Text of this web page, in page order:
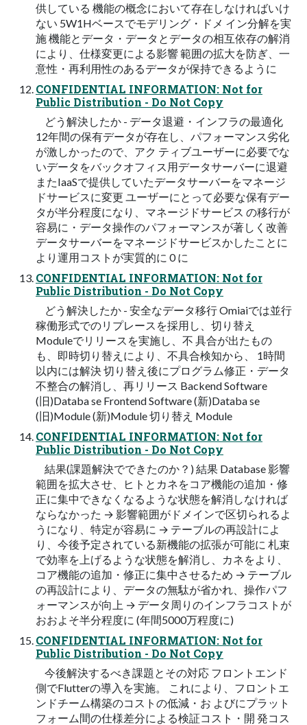
供している 機能の概念において存在しなければいけ
ない 5W1Hベースでモデリング・ドメ イン分解を実
施 機能とデータ・データとデータの相互依存の解消
により、仕様変更による影響 範囲の拡大を防ぎ、一
意性・再利用性のあるデータが保持できるように
CONFIDENTIAL INFORMATION: Not for
Public Distribution - Do Not Copy
どう解決したか - データ退避・インフラの最適化
12年間の保有データが存在し、パフォーマンス劣化
が激しかったので、アク ティブユーザーに必要でな
いデータをバックオフィス用データサーバーに退避
またIaaSで提供していたデータサーバーをマネージ
ドサービスに変更 ユーザーにとって必要な保有デー
タが半分程度になり、マネージドサービス の移行が
容易に・データ操作のパフォーマンスが著しく改善
データサーバーをマネージドサービスかしたことに
より運用コストが実質的に 0 に
CONFIDENTIAL INFORMATION: Not for
Public Distribution - Do Not Copy
どう解決したか - 安全なデータ移行 Omiaiでは並行
稼働形式でのリプレースを採用し、切り替え
Moduleでリリースを実施し、不 具合が出たもの
も、即時切り替えにより、不具合検知から、 1時間
以内には解決 切り替え後にプログラム修正・データ
不整合の解消し、再リリース Backend Software
(旧)Databa se Frontend Software (新)Databa se
(旧)Module (新)Module 切り替え Module
CONFIDENTIAL INFORMATION: Not for
Public Distribution - Do Not Copy
結果(課題解決でできたのか？) 結果 Database 影響
範囲を拡大させ、ヒトとカネをコア機能の追加・修
正に集中できなくなるような状態を解消しなければ
ならなかった → 影響範囲がドメインで区切られるよ
うになり、特定が容易に → テーブルの再設計によ
り、今後予定されている新機能の拡張が可能に 札束
で効率を上げるような状態を解消し、カネをより、
コア機能の追加・修正に集中させるため → テーブル
の再設計により、データの無駄が省かれ、操作パフ
ォーマンスが向上 → データ周りのインフラコストが
おおよそ半分程度に (年間5000万程度に)
CONFIDENTIAL INFORMATION: Not for
Public Distribution - Do Not Copy
今後解決するべき課題とその対応 フロントエンド
側でFlutterの導入を実施。 これにより、フロントエ
ンドチーム構築のコストの低減・お よびにプラット
フォーム間の仕様差分による検証コスト・開 発コス